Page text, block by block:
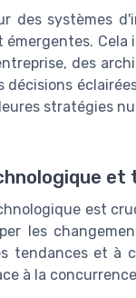
des systèmes
émergentes.
des
décisions
stratégies
et
est
les
tendances et à
à la